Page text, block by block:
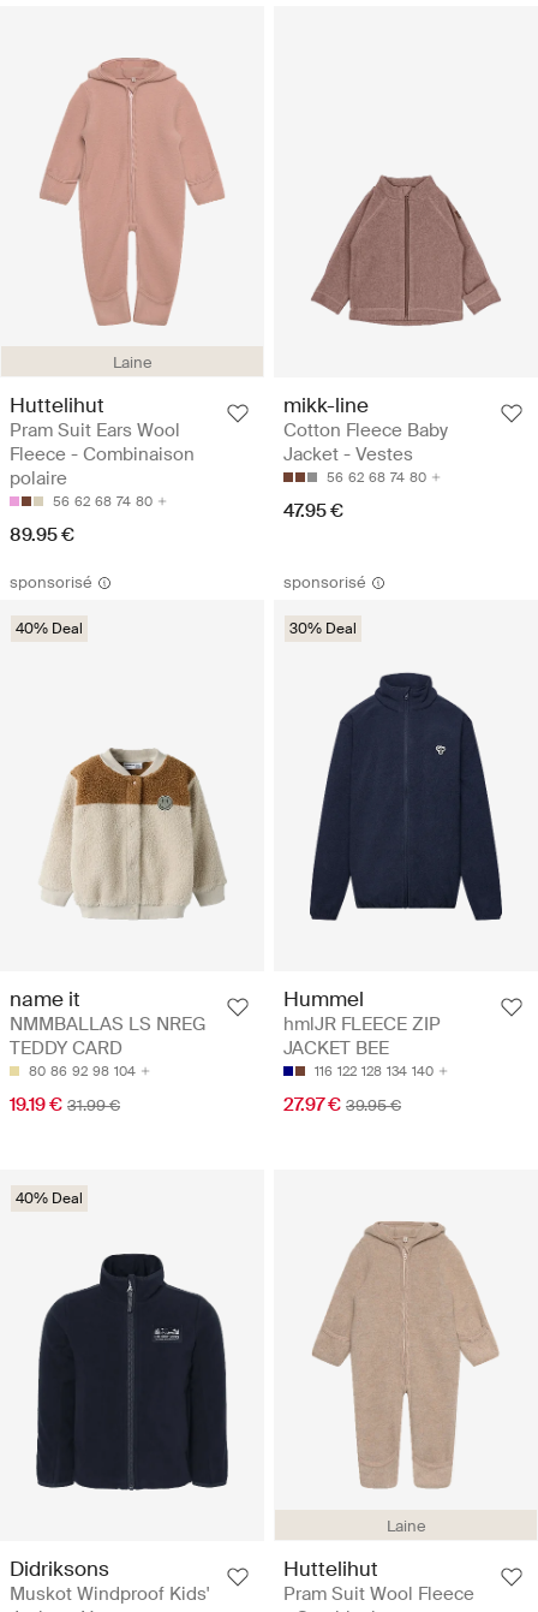
Laine
Huttelihut
Pram Suit Ears Wool
Fleece - Combinaison
polaire
56 62 68 74 80
89.95 €
mikk-line
Cotton Fleece Baby
Jacket - Vestes
56 62 68 74 80
47.95 €
sponsorisé
40% Deal
name it
NMMBALLAS LS NREG
TEDDY CARD
80 86 92 98 104
19.19 € 31.99 €
sponsorisé
30% Deal
Hummel
hmlJR FLEECE ZIP
JACKET BEE
116 122 128 134 140
27.97 € 39.95 €
40% Deal
Didriksons
Muskot Windproof Kids'
Laine
Huttelihut
Pram Suit Wool Fleece